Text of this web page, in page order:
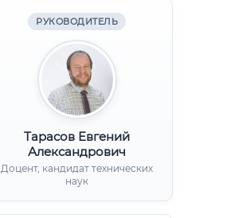
РУКОВОДИТЕЛЬ
Тарасов Евгений
Александрович
Доцент, кандидат технических
наук